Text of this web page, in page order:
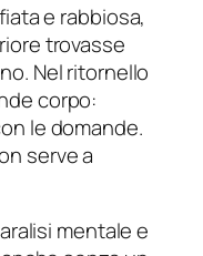
e rabbiosa,
trovasse
Nel ritornello
corpo:
le domande.
serve a
mentale e